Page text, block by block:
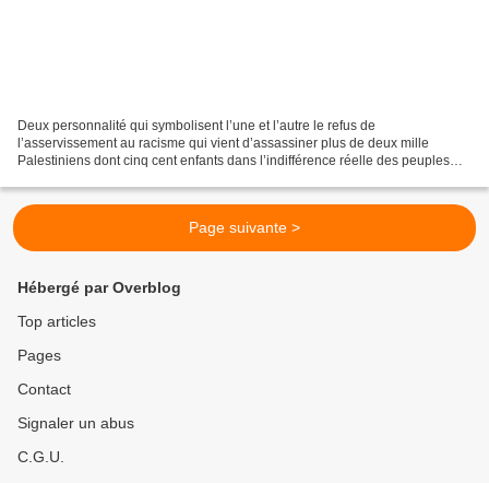
Deux personnalité qui symbolisent l’une et l’autre le refus de
l’asservissement au racisme qui vient d’assassiner plus de deux mille
Palestiniens dont cinq cent enfants dans l’indifférence réelle des peuples
Page suivante >
Hébergé par Overblog
Top articles
Pages
Contact
Signaler un abus
C.G.U.